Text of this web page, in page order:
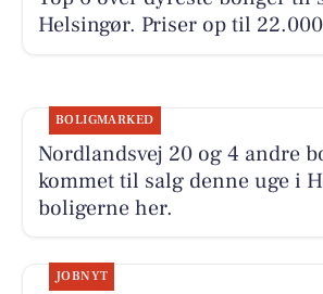
Helsingør. Priser op til
BOLIGMARKED
Nordlandsvej 20 og 4 andre
kommet til salg denne uge i
boligerne her.
JOBNYT